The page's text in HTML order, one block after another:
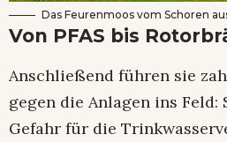
Das Feurenmoos vom Schoren
Von PFAS bis
Anschließend führen sie
gegen die Anlagen ins
Gefahr für die